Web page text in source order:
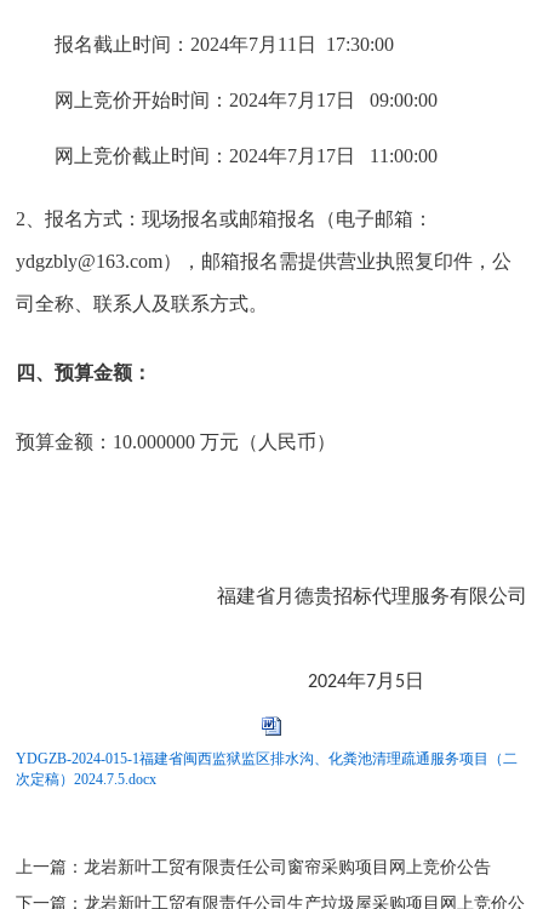
报名截止时间： 2024年7月11日 17:30:00
网上竞价开始时间： 2024年7月17日 09:00:00
网上竞价截止时间： 2024年7月17日 11:00:00
2、报名方式：现场报名或邮箱报名（电子邮箱：
ydgzbly@163.com），邮箱报名需提供营业执照复印件，公
司全称、联系人及联系方式。
四、预算金额：
预算金额： 10.000000 万元（人民币）
福建省月德贵招标代理服务有限公司
2024年7月 5日
YDGZB-2024-015-1福建省闽西监狱监区排水沟、化粪池清理疏通服务项目（二
次定稿）2024.7.5.docx
上一篇：龙岩新叶工贸有限责任公司窗帘采购项目网上竞价公告
下一篇：龙岩新叶工贸有限责任公司生产垃圾屋采购项目网上竞价公